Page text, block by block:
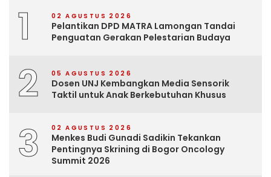
1 02 AGUSTUS 2026
Pelantikan DPD MATRA Lamongan Tandai
Penguatan Gerakan Pelestarian Budaya
2 05 AGUSTUS 2026
Dosen UNJ Kembangkan Media Sensorik
Taktil untuk Anak Berkebutuhan Khusus
3 02 AGUSTUS 2026
Menkes Budi Gunadi Sadikin Tekankan
Pentingnya Skrining di Bogor Oncology
Summit 2026